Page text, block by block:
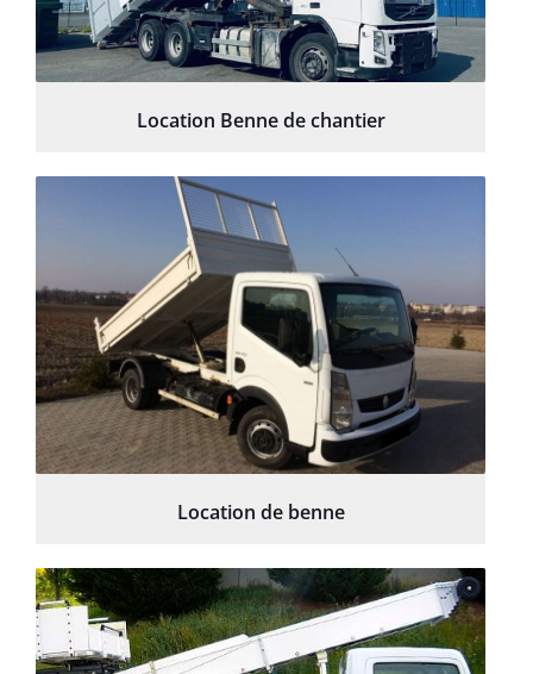
Location Benne de chantier
Location de benne